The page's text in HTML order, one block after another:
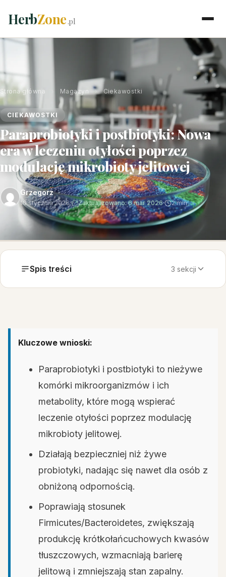
HerbZone.pl
Strona główna Magazyn › Ciekawostki
CIEKAWOSTKI
Paraprobiotyki i postbiotyki: Nowa
era w leczeniu otyłości poprzez
modulację mikrobioty jelitowej
Grzegorz
10 stycznia 2026· Zaktualizowano: 6 mar 2026· 2 min
Spis treści 3 sekcji
Kluczowe wnioski:
Paraprobiotyki i postbiotyki to nieżywe
komórki mikroorganizmów i ich
metabolity, które mogą wspierać
leczenie otyłości poprzez modulację
mikrobioty jelitowej.
Działają bezpieczniej niż żywe
probiotyki, nadając się nawet dla osób z
obniżoną odpornością.
Poprawiają stosunek
Firmicutes/Bacteroidetes, zwiększają
produkcję krótkołańcuchowych kwasów
tłuszczowych, wzmacniają barierę
jelitową i zmniejszają stan zapalny.